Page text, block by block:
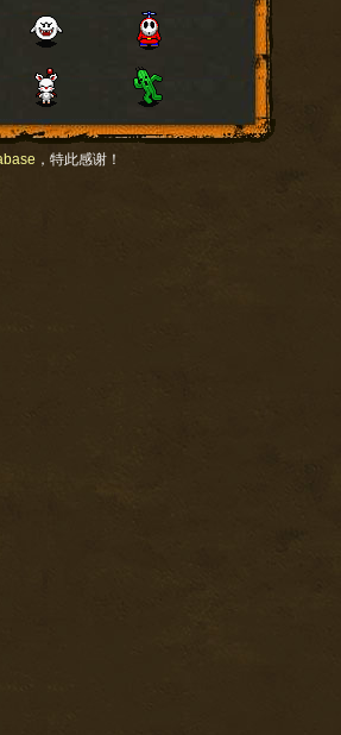
，特此感谢！